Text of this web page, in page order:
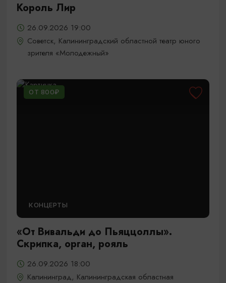
Король Лир
26.09.2026 19:00
Советск, Калининградский областной театр юного
зрителя «Молодежный»
ОТ 800₽
КОНЦЕРТЫ
«От Вивальди до Пьяццоллы».
Скрипка, орган, рояль
26.09.2026 18:00
Калининград, Калининградская областная